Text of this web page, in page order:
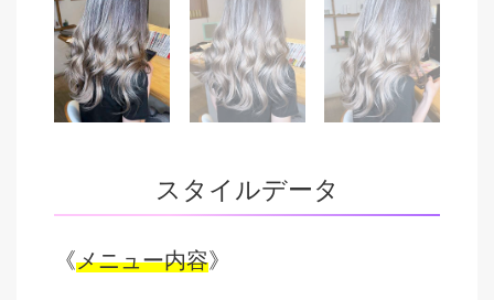
スタイルデータ
《メニュー内容》